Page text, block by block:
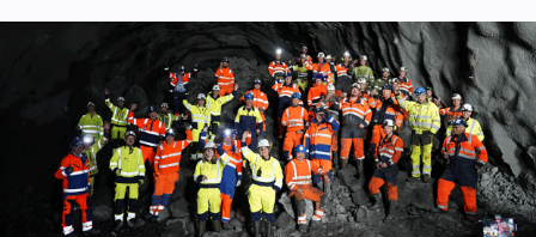
Tips oss
Ledige stillinger
eBlad